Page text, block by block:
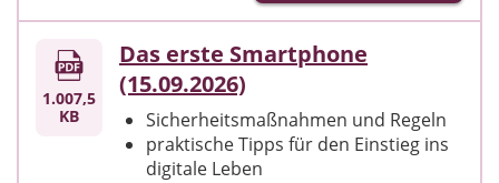
1.007,5
KB
Das erste Smartphone
(15.09.2026)
Sicherheitsmaßnahmen und Regeln
praktische Tipps für den Einstieg ins
digitale Leben